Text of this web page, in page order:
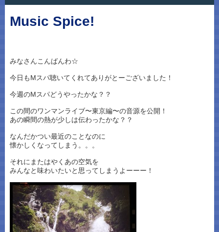
Music Spice!
みなさんこんばんわ☆
今日もMスパ聴いてくれてありがとーございました！
今週のMスパどうやったかな？？
この間のワンマンライブ〜東京編〜の音源を公開！
あの瞬間の熱が少しは伝わったかな？？
なんだかつい最近のことなのに
懐かしくなってしまう。。。
それにまたはやくあの空気を
みんなと味わいたいと思ってしまうよーーー！